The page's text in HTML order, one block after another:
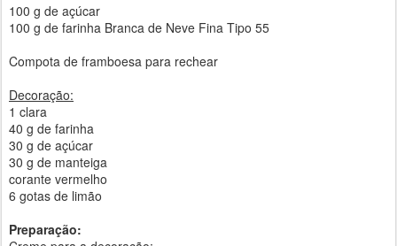
100 g de açúcar
100 g de farinha Branca de Neve Fina Tipo 55
Compota de framboesa para rechear
Decoração:
1 clara
40 g de farinha
30 g de açúcar
30 g de manteiga
corante vermelho
6 gotas de limão
Preparação: